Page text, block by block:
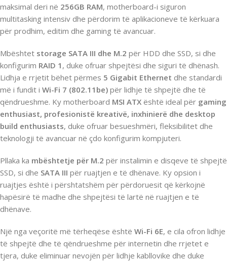
maksimal deri në 256GB RAM, motherboard-i siguron
multitasking intensiv dhe përdorim të aplikacioneve të kërkuara
për prodhim, editim dhe gaming të avancuar.
Mbështet storage SATA III dhe M.2 për HDD dhe SSD, si dhe
konfigurim RAID 1 , duke ofruar shpejtësi dhe siguri të dhënash.
Lidhja e rrjetit bëhet përmes 5 Gigabit Ethernet dhe standardi
më i fundit i Wi-Fi 7 (802.11be) për lidhje të shpejtë dhe të
qëndrueshme. Ky motherboard MSI ATX është ideal për gaming
enthusiast, profesionistë kreativë, inxhinierë dhe desktop
build enthusiasts, duke ofruar besueshmëri, fleksibilitet dhe
teknologji të avancuar në çdo konfigurim kompjuteri.
Pllaka ka mbështetje për M.2 për instalimin e disqeve të shpejtë
SSD, si dhe SATA III për ruajtjen e të dhënave. Ky opsion i
ruajtjes është i përshtatshëm për përdoruesit që kërkojnë
hapësirë të madhe dhe shpejtësi të lartë në ruajtjen e të
dhënave.
Një nga veçoritë më tërheqëse është Wi-Fi 6E, e cila ofron lidhje
të shpejtë dhe të qëndrueshme për internetin dhe rrjetet e
tjera, duke eliminuar nevojën për lidhje kabllovike dhe duke